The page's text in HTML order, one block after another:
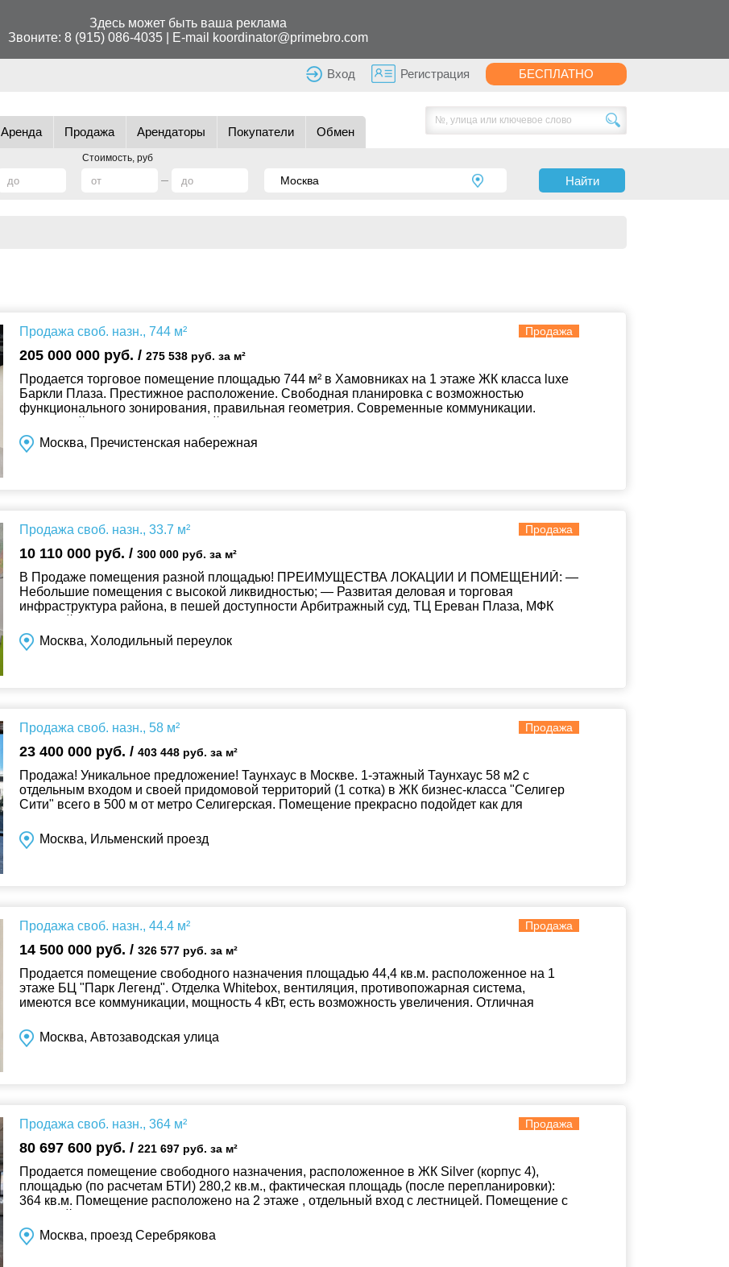
Здесь может быть ваша реклама
Звоните: 8 (915) 086-4035| E-mail koordinator@primebro.com
Вход Регистрация Подать объявление
Аренда Продажа Арендаторы Покупатели Обмен
Стоимость, руб
Найти
Продажа своб. назн., 744 м² Продажа
205 000 000 руб. / 275 538 руб. за м²
Продается торговое помещение площадью 744 м² в Хамовниках на 1 этаже ЖК класса luxe
Баркли Плаза. Престижное расположение. Свободная планировка с возможностью
функционального зонирования, правильная геометрия. Современные коммуникации.
Москва, Пречистенская набережная
Продажа своб. назн., 33.7 м² Продажа
10 110 000 руб. / 300 000 руб. за м²
В Продаже помещения разной площадью! ПРЕИМУЩЕСТВА ЛОКАЦИИ И ПОМЕЩЕНИЙ: —
Небольшие помещения с высокой ликвидностью; — Развитая деловая и торговая
инфраструктура района, в пешей доступности Арбитражный суд, ТЦ Ереван Плаза, МФК
Москва, Холодильный переулок
Продажа своб. назн., 58 м² Продажа
23 400 000 руб. / 403 448 руб. за м²
Продажа! Уникальное предложение! Таунхаус в Москве. 1-этажный Таунхаус 58 м2 с
отдельным входом и своей придомовой территорий (1 сотка) в ЖК бизнес-класса "Селигер
Сити" всего в 500 м от метро Селигерская. Помещение прекрасно подойдет как для
Москва, Ильменский проезд
Продажа своб. назн., 44.4 м² Продажа
14 500 000 руб. / 326 577 руб. за м²
Продается помещение свободного назначения площадью 44,4 кв.м. расположенное на 1
этаже БЦ "Парк Легенд". Отделка Whitebox, вентиляция, противопожарная система,
имеются все коммуникации, мощность 4 кВт, есть возможность увеличения. Отличная
Москва, Автозаводская улица
Продажа своб. назн., 364 м² Продажа
80 697 600 руб. / 221 697 руб. за м²
Продается помещение свободного назначения, расположенное в ЖК Silver (корпус 4),
площадью (по расчетам БТИ) 280,2 кв.м., фактическая площадь (после перепланировки):
364 кв.м. Помещение расположено на 2 этаже , отдельный вход с лестницей. Помещение с
Москва, проезд Серебрякова